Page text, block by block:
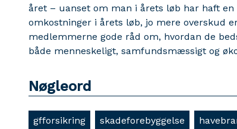
året – uanset om man i årets løb har haft
omkostninger i årets løb, jo mere overskud
medlemmerne gode råd om, hvordan de
både menneskeligt, samfundsmæssigt og
Nøgleord
gfforsikring skadeforebyggelse